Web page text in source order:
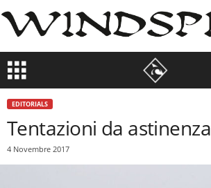
EDITORIALS
Tentazioni da astinenza
4 Novembre 2017